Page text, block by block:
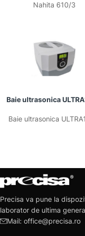
Nahita 610/3
Baie ultrasonica
Baie ultrasonica
Precisa va pune la
laborator de ultima
Mail: office@precisa.ro